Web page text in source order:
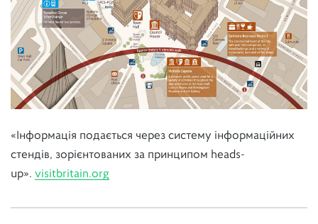
«Інформація подається через систему інформаційних
стендів, зорієнтованих за принципом heads-
up». visitbritain.org